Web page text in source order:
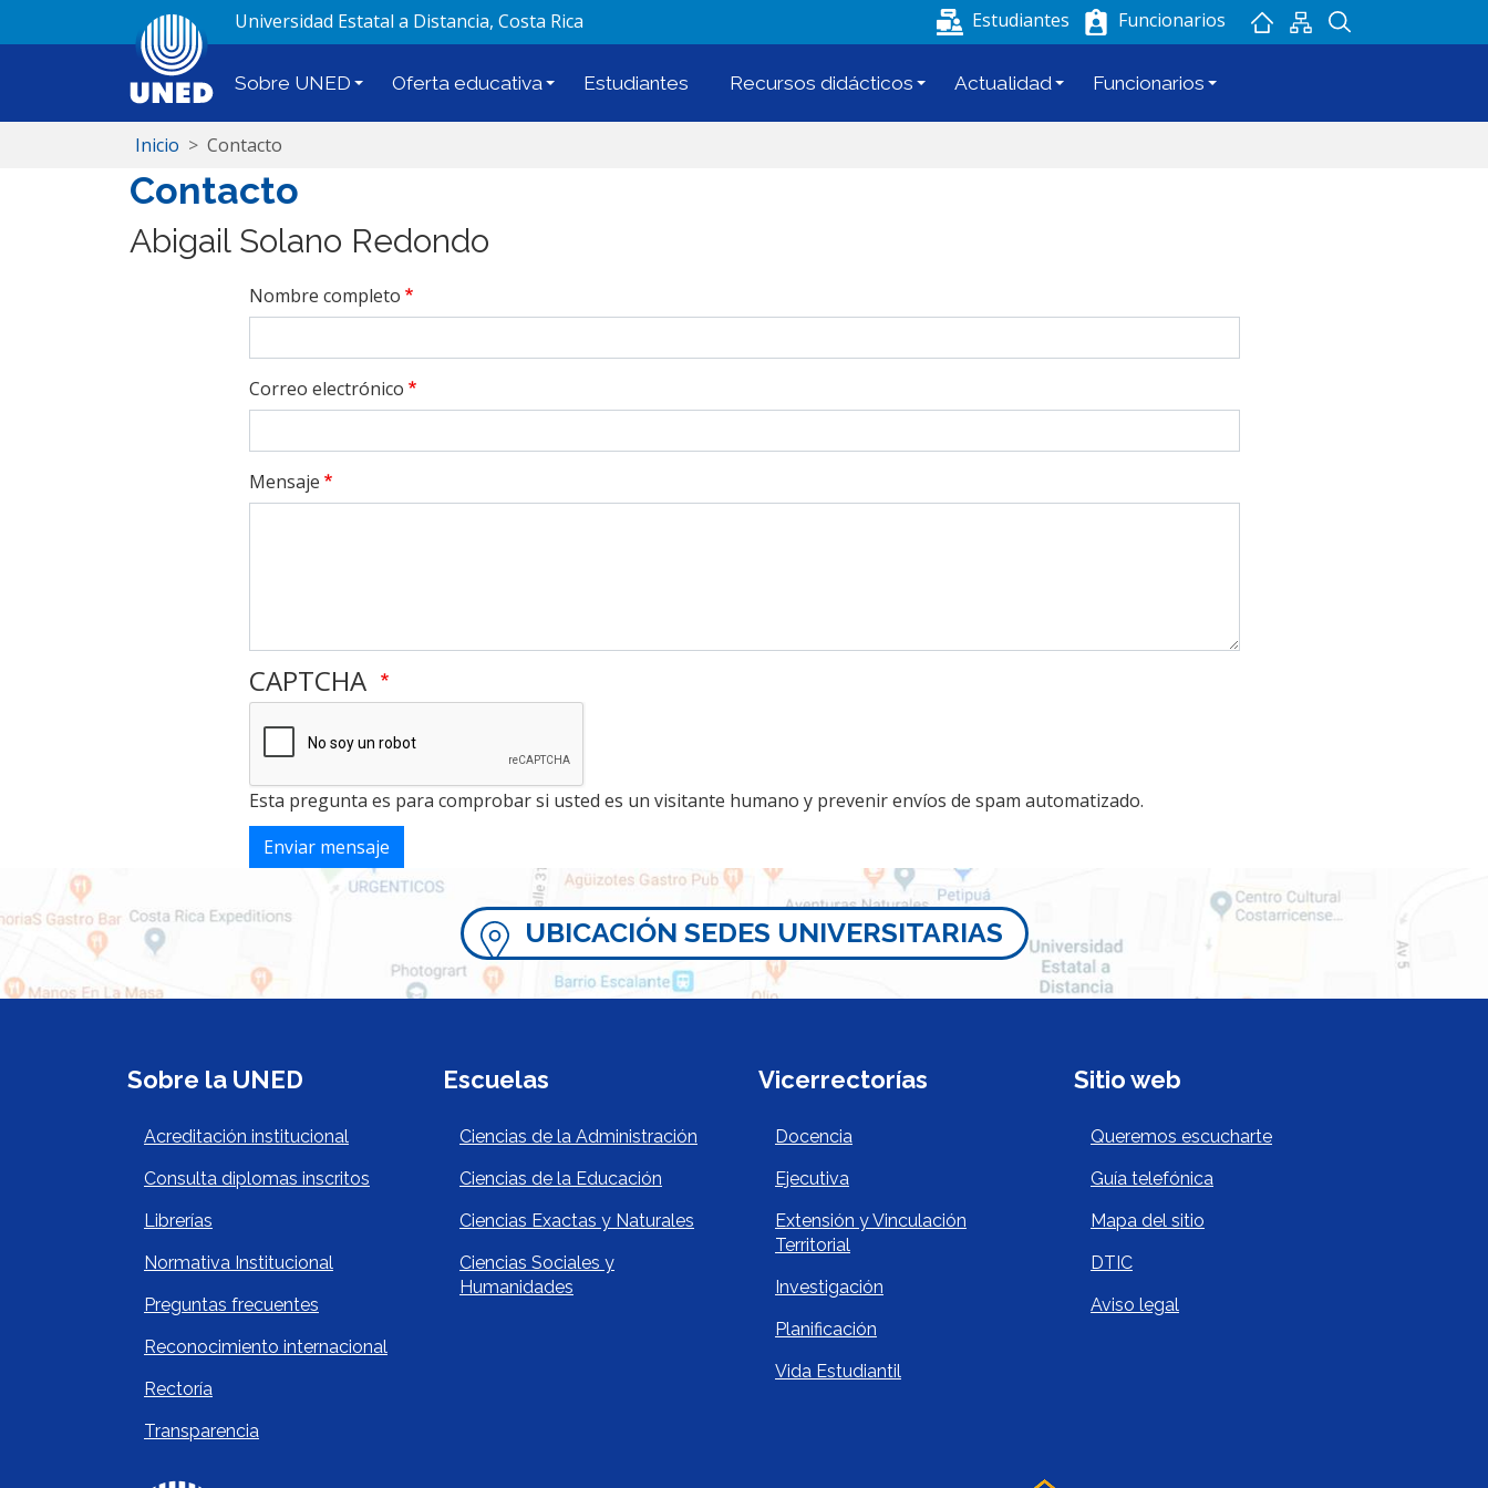
Pasar al contenido principal
Universidad Estatal a Distancia, Costa Rica Estudiantes Funcionarios
Sobre UNED Oferta educativa Estudiantes Recursos didácticos Actualidad Funcionarios
Inicio Contacto
Contacto
Abigail Solano Redondo
Nombre completo
Correo electrónico
Mensaje
CAPTCHA
Esta pregunta es para comprobar si usted es un visitante humano y prevenir envíos de spam automatizado.
Enviar mensaje
UBICACIÓN SEDES UNIVERSITARIAS
Sobre la UNED
Acerca de la UNED Footer
Acreditación institucional
Consulta diplomas inscritos
Librerías
Normativa Institucional
Preguntas frecuentes
Reconocimiento internacional
Rectoría
Transparencia
Escuelas
Escuelas Footer
Ciencias de la Administración
Ciencias de la Educación
Ciencias Exactas y Naturales
Ciencias Sociales y
Humanidades
Vicerrectorías
Vicerrectorías
Docencia
Ejecutiva
Extensión y Vinculación
Territorial
Investigación
Planificación
Vida Estudiantil
Sitio web
Sitio Web Footer
Queremos escucharte
Guía telefónica
Mapa del sitio
DTIC
Aviso legal